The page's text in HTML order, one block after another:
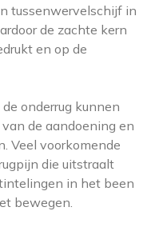
tussenwervelschijf in
de zachte kern
en op de
onderrug kunnen
de aandoening en
Veel voorkomende
die uitstraalt
in het been
bewegen.